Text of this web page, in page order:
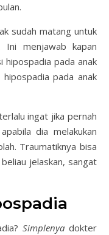
sudah matang untuk
Ini menjawab kapan
hipospadia pada anak
pada anak
ingat jika pernah
dia melakukan
Traumatiknya bisa
jelaskan, sangat
Simplenyadokter